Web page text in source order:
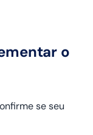
o
se seu